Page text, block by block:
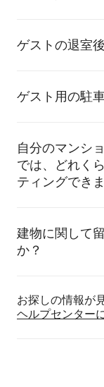
ゲストの退室
ゲスト用の駐
自分のマンシ
では、どれく
ティングでき
建物に関して
か？
お探しの情報が
ヘルプセンター